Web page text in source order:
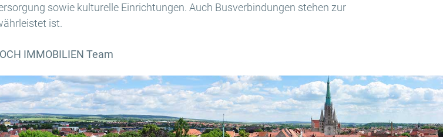
sowie kulturelle Einrichtungen. Auch Busverbindungen stehen zur
ist.